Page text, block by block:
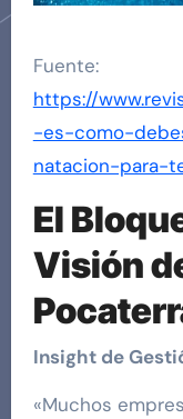
Fuente:
https://
-es-como-
natacion-para-
El
Visión
Insight de
«Muchos